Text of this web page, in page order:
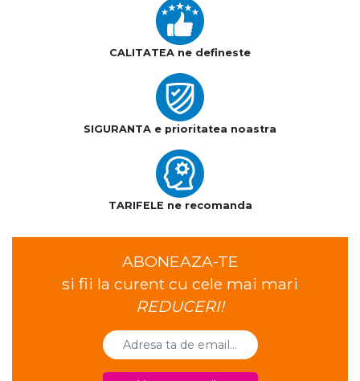
CALITATEA ne defineste
SIGURANTA e prioritatea noastra
TARIFELE ne recomanda
ABONEAZA-TE
si fii la curent cu cele mai mari
REDUCERI!